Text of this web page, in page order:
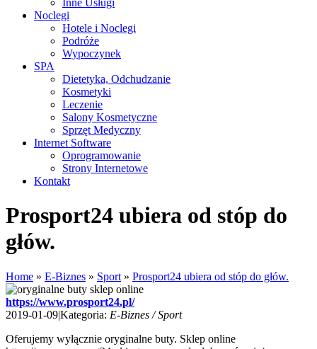
Inne Usługi
Noclegi
Hotele i Noclegi
Podróże
Wypoczynek
SPA
Dietetyka, Odchudzanie
Kosmetyki
Leczenie
Salony Kosmetyczne
Sprzęt Medyczny
Internet Software
Oprogramowanie
Strony Internetowe
Kontakt
Prosport24 ubiera od stóp do
głów.
Home » E-Biznes » Sport » Prosport24 ubiera od stóp do głów.
https://www.prosport24.pl/
2019-01-09|Kategoria: E-Biznes / Sport
Oferujemy wyłącznie oryginalne buty. Sklep online